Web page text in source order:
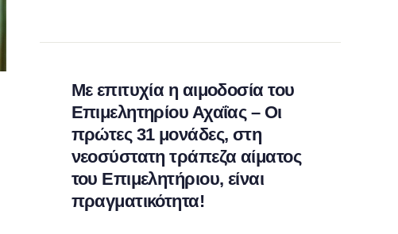
Με επιτυχία η αιμοδοσία του
Επιμελητηρίου Αχαΐας – Οι
πρώτες 31 μονάδες, στη
νεοσύστατη τράπεζα αίματος
του Επιμελητήριου, είναι
πραγματικότητα!